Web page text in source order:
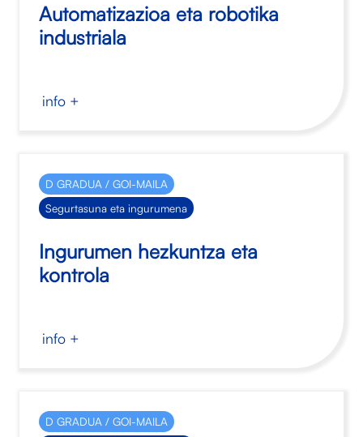
Automatizazioa eta robotika
industriala
info +
D GRADUA / GOI-MAILA
Segurtasuna eta ingurumena
Ingurumen hezkuntza eta
kontrola
info +
D GRADUA / GOI-MAILA